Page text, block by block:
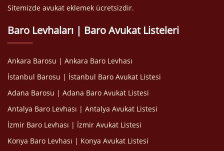
Sitemizde avukat eklemek ücretsizdir.
Baro Levhaları | Baro Avukat Listeleri
Ankara Barosu | Ankara Baro Levhası
İstanbul Barosu | İstanbul Baro Avukat Listesi
Adana Barosu | Adana Baro Avukat Listesi
Antalya Baro Levhası | Antalya Avukat Listesi
İzmir Baro Levhası | İzmir Avukat Listesi
Konya Baro Levhası | Konya Avukat Listesi